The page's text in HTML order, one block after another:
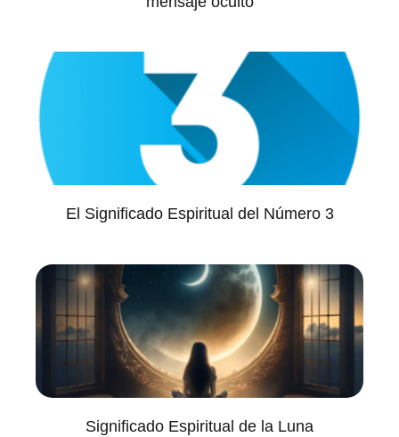
El Significado Espiritual del Número 3
Significado Espiritual de la Luna